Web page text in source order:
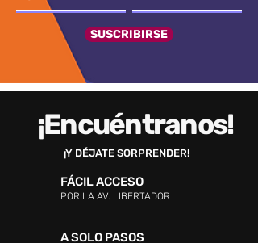
SUSCRIBIRSE
¡Encuéntranos!
¡Y DÉJATE SORPRENDER!
FÁCIL ACCESO
POR LA AV. LIBERTADOR
A SOLO PASOS